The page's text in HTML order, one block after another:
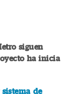
siguen
ha inicia
de